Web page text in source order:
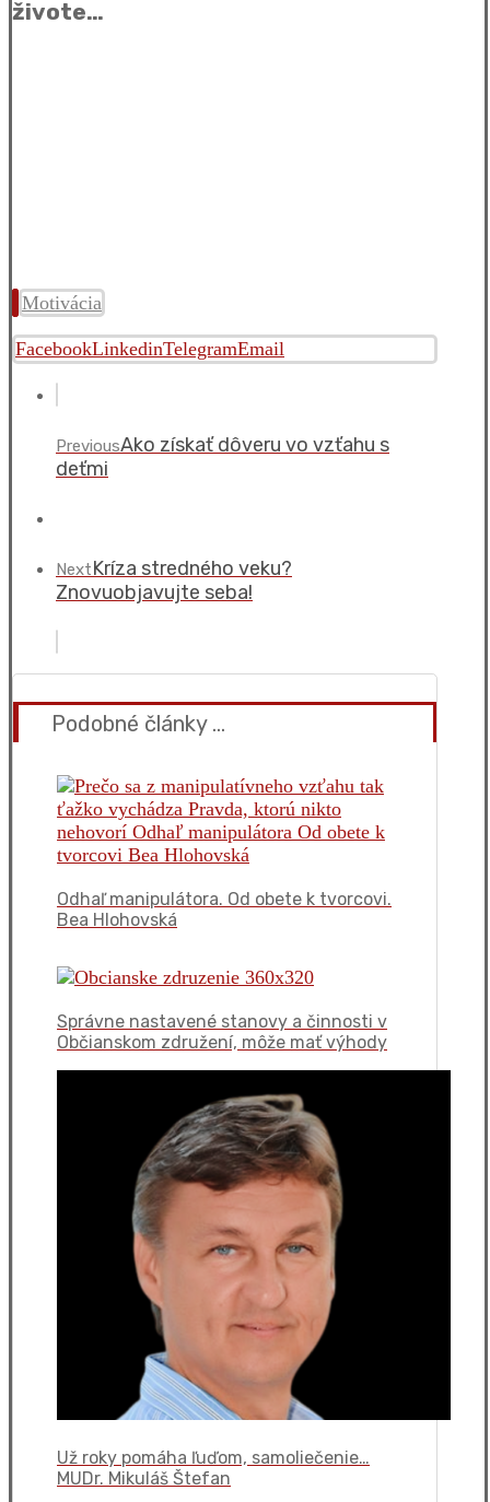
živote…
Motivácia
FacebookLinkedinTelegramEmail
PreviousAko získať dôveru vo vzťahu s
deťmi
NextKríza stredného veku?
Znovuobjavujte seba!
Podobné články ...
Odhaľ manipulátora. Od obete k tvorcovi.
Bea Hlohovská
Správne nastavené stanovy a činnosti v
Občianskom združení, môže mať výhody
Už roky pomáha ľuďom, samoliečenie…
MUDr. Mikuláš Štefan